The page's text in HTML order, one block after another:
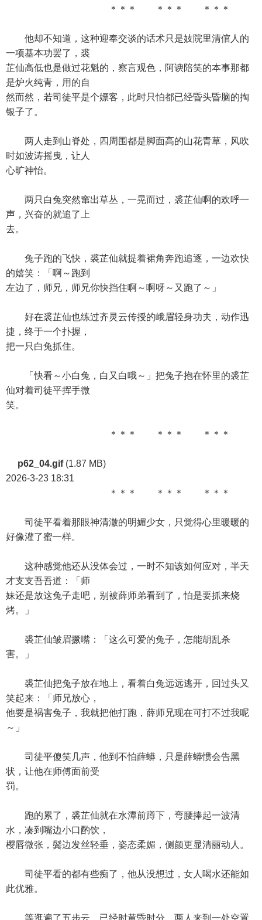
＊＊＊ ＊＊＊ ＊＊＊
他却不知道，这种迎奉交谈的话术只是妓院里清倌人的
一项基本功罢了，裘
芷仙高低也是做过花魁的，察言观色，阿谀陪笑的本事那都
是炉火纯青，用的自
然而然，若司徒平是个嫖客，此时只怕都已经昏头昏脑的掏
银子了。
两人走到山脊处，四周围都是脚面高的山花青草，风吹
时如波涛摇曳，让人
心旷神怡。
两只白兔突然窜出草丛，一晃而过，裘芷仙啊的欢呼一
声，兴奋的就追了上
去。
兔子跑的飞快，裘芷仙就提着裙角奔跑追逐，一边欢快
的嬉笑：「啊～跑到
左边了，师兄，师兄你快挡住啊～啊呀～又跑了～」
好在裘芷仙也练过齐灵云传授的峨眉轻身功夫，动作迅
捷，终于一个扑握，
把一只白兔抓住。
「快看～小白兔，白又白哦～」把兔子抱在怀里的裘芷
仙对着司徒平挥手微
笑。
＊＊＊ ＊＊＊ ＊＊＊
p62_04.gif(1.87 MB)
2026-3-23 18:31
＊＊＊ ＊＊＊ ＊＊＊
司徒平看着那眼神清澈的明媚少女，只觉得心里暖暖的
好像灌了蜜一样。
这种感觉他还从没体会过，一时不知该如何应对，半天
才支支吾吾道：「师
妹还是放这兔子走吧，别被薛师弟看到了，怕是要抓来烧
烤。」
裘芷仙皱眉撅嘴：「这么可爱的兔子，怎能胡乱杀
害。」
裘芷仙把兔子放在地上，看着白兔远远逃开，回过头又
笑起来：「师兄放心，
他要是祸害兔子，我就把他打跑，薛师兄现在可打不过我呢
～」
司徒平傻笑几声，他到不怕薛蟒，只是薛蟒惯会告黑
状，让他在师傅面前受
罚。
跑的累了，裘芷仙就在水潭前蹲下，弯腰捧起一波清
水，凑到嘴边小口酌饮，
樱唇微张，鬓边发丝轻垂，姿态柔媚，侧颜更显清丽动人。
司徒平看的都有些痴了，他从没想过，女人喝水还能如
此优雅。
等逛遍了五步云，已经时黄昏时分，两人来到一处空置